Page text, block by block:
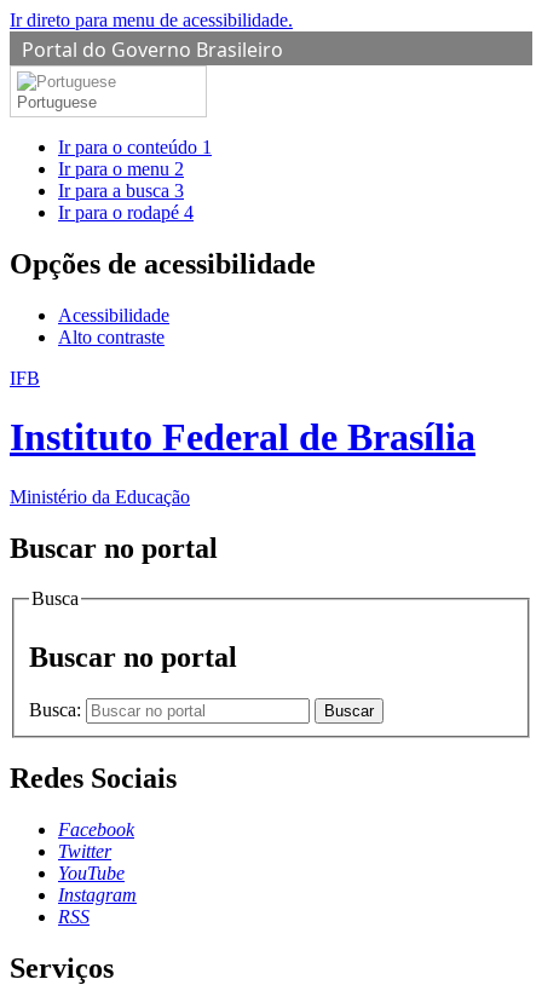
Ir direto para menu de acessibilidade.
Portal do Governo Brasileiro
Portuguese
Ir para o conteúdo 1
Ir para o menu 2
Ir para a busca 3
Ir para o rodapé 4
Opções de acessibilidade
Acessibilidade
Alto contraste
IFB
Instituto Federal de Brasília
Ministério da Educação
Buscar no portal
Busca
Buscar no portal
Busca: Buscar
Redes Sociais
Facebook
Twitter
YouTube
Instagram
RSS
Serviços